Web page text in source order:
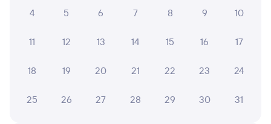
из Саратова-1 Пасс.
Москва
04:16 06:52
Дни следования ближайшие: 8, 9, 10 августа Маршрут
Сидячий
от
Плацкарт
1 ⁠375 ⁠₽ 1 ⁠786 ⁠₽
4 5 6 7 8 9 10
11 12 13 14 15 16 17
18 19 20 21 22 23 24
25 26 27 28 29 30 31